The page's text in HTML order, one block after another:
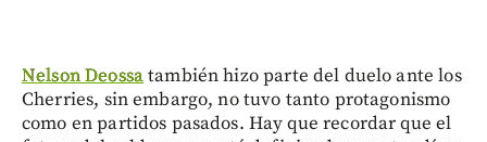
Nelson Deossatambién hizo parte del duelo ante los
Cherries, sin embargo, no tuvo tanto protagonismo
como en partidos pasados. Hay que recordar que el